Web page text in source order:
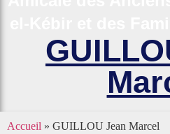
Accueil » GUILLOU Jean Marcel